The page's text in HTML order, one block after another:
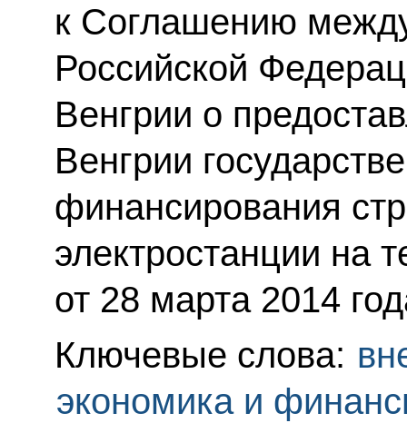
к Соглашению
Российской
Венгрии о
Венгрии
финансирования
электростанции на
от 28 марта 2014
Ключевые слова:
экономика и